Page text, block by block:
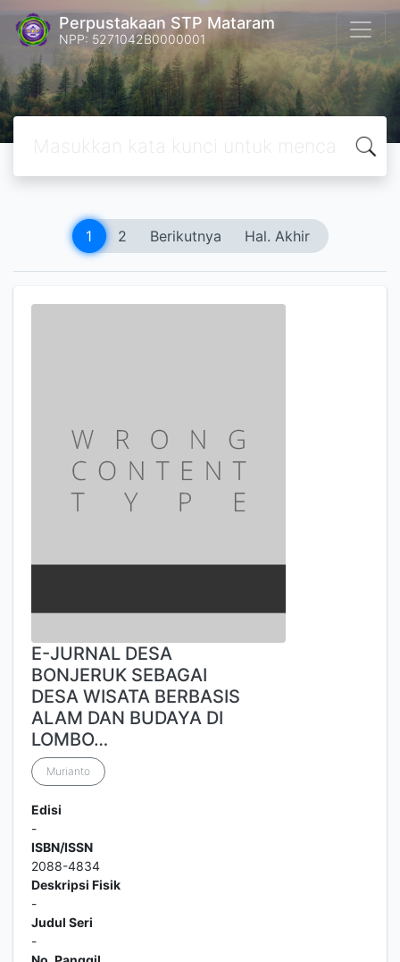
Perpustakaan STP Mataram
NPP: 5271042B0000001
1 2 Berikutnya Hal. Akhir
E-JURNAL DESA
BONJERUK SEBAGAI
DESA WISATA BERBASIS
ALAM DAN BUDAYA DI
LOMBO…
Murianto
Edisi
-
ISBN/ISSN
2088-4834
Deskripsi Fisik
-
Judul Seri
-